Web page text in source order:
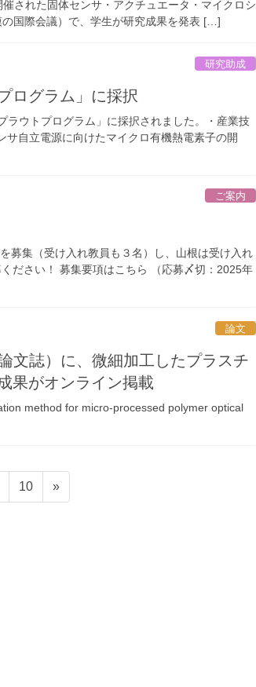
された固体センサ・アクチュエータ・マイクロシ
国際会議）で、学生が研究成果を発表 […]
研究助成
ログラム」に採択
ラウトプログラム」に採択されました。・産業技
自立電源に向けたマイクロ有機熱電素子の開
ご案内
募集（受け入れ教員も３名）し、山根は受け入れ
ださい！ 募集要項はこちら （応募〆切：2025年
論文
文誌）に、微細加工したプラスチ
果がオンライン掲載
method for micro-processed polymer optical
固
定
10 »